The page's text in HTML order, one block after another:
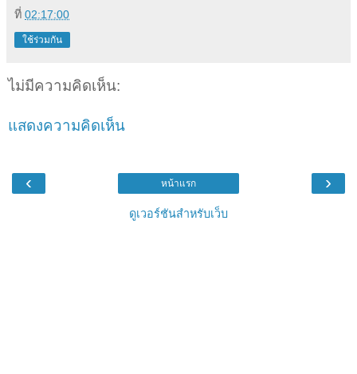
ที่ 02:17:00
ใช้ร่วมกัน
ไม่มีความคิดเห็น:
แสดงความคิดเห็น
‹ ›
หน้าแรก
ดูเวอร์ชันสำหรับเว็บ